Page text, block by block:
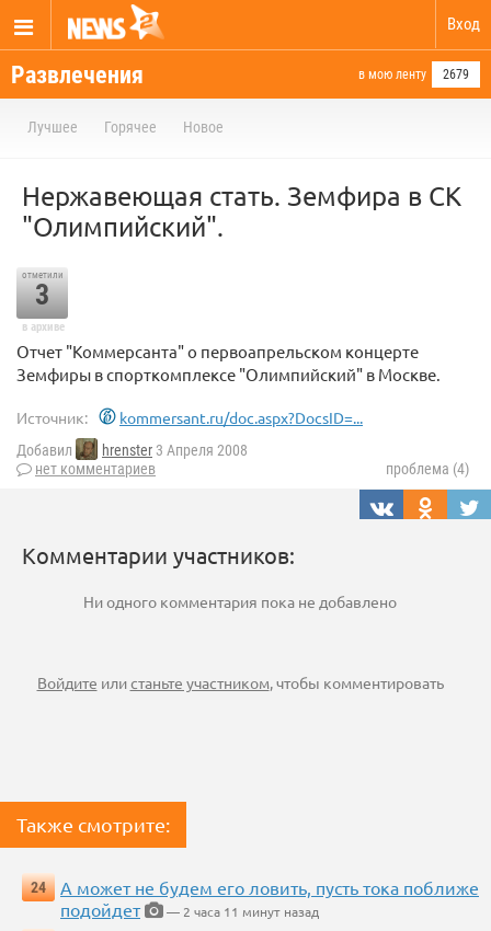
Вход
Развлечения в мою ленту 2679
Лучшее Горячее Новое
Нержавеющая стать. Земфира в СК
"Олимпийский".
отметили
3
в архиве
Отчет "Коммерсанта" о первоапрельском концерте
Земфиры в спорткомплексе "Олимпийский" в Москве.
Источник: kommersant.ru/doc.aspx?DocsID=...
Добавил hrenster 3 Апреля 2008
нет комментариев
проблема (4)
Комментарии участников:
Ни одного комментария пока не добавлено
Войдите илистаньте участником, чтобы комментировать
Также смотрите:
24
А может не будем его ловить, пусть тока поближе
подойдет
— 2 часа 11 минут назад